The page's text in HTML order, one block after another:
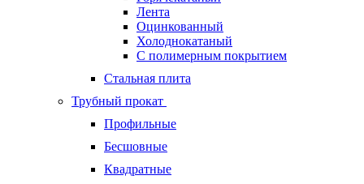
Лента
Оцинкованный
Холоднокатаный
С полимерным покрытием
Стальная плита
Трубный прокат
Профильные
Бесшовные
Квадратные